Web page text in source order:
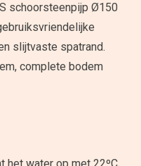
schoorsteenpijp Ø150
slijtvaste spatrand.
complete bodem